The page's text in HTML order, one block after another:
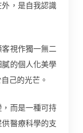
，是自我認識
視作獨一無二
的個人化美學
己的光芒。
而是一種可持
供醫療科學的支